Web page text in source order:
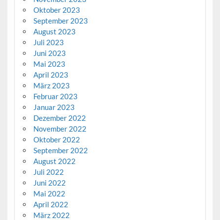
Oktober 2023
September 2023
August 2023
Juli 2023
Juni 2023
Mai 2023
April 2023
März 2023
Februar 2023
Januar 2023
Dezember 2022
November 2022
Oktober 2022
September 2022
August 2022
Juli 2022
Juni 2022
Mai 2022
April 2022
März 2022